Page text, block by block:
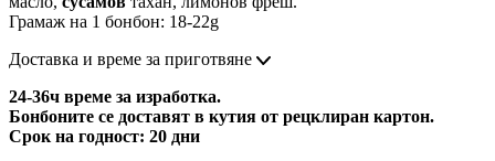
Грамаж на 1 бонбон: 18-22g
Доставка и време за приготвяне
24-36ч време за изработка.
Бонбоните се доставят в кутия от рецклиран картон.
Срок на годност: 20 дни